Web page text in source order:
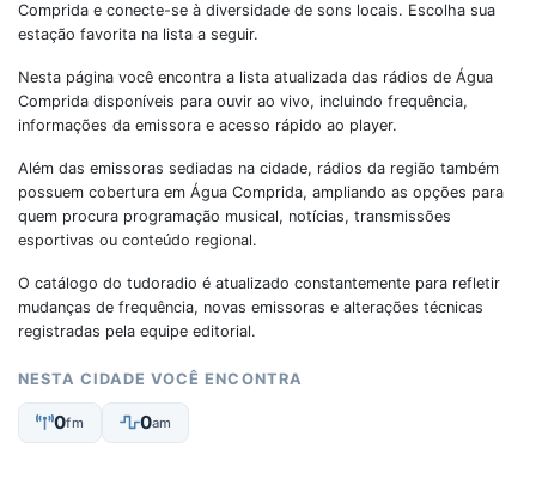
Comprida e conecte-se à diversidade de sons locais. Escolha sua
estação favorita na lista a seguir.
Nesta página você encontra a lista atualizada das rádios de Água
Comprida disponíveis para ouvir ao vivo, incluindo frequência,
informações da emissora e acesso rápido ao player.
Além das emissoras sediadas na cidade, rádios da região também
possuem cobertura em Água Comprida, ampliando as opções para
quem procura programação musical, notícias, transmissões
esportivas ou conteúdo regional.
O catálogo do tudoradio é atualizado constantemente para refletir
mudanças de frequência, novas emissoras e alterações técnicas
registradas pela equipe editorial.
NESTA CIDADE VOCÊ ENCONTRA
0fm 0am